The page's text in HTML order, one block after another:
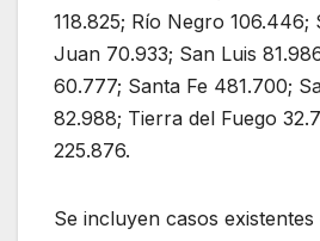
118.825; Río Negro 106.446;
Juan 70.933; San Luis
60.777; Santa Fe 481.700;
82.988; Tierra del Fuego
225.876.
Se incluyen casos existentes